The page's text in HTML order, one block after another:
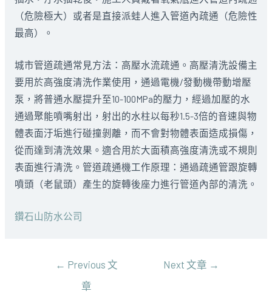
（危險極大）或者是直接派蛙人進入管道內疏通（危險性
最高）。
城市管道疏通常見方法：高壓水流疏通。高壓清洗設備主
要用於高強度清洗作業使用，通過電機/發動機帶動增壓
泵，將普通水壓提升至10-100MPa的壓力，經過加壓的水
通過聚能噴嘴射出，射出的水柱以每秒1.5-3倍的音速與物
體表面汙垢進行碰撞剝離，而不會對物體表面造成損傷，
從而達到清洗效果。適合用於大面積高強度清洗或不規則
表面進行清洗。管道疏通機工作原理：通過疏通管跟旋轉
噴頭（老鼠頭）產生的旋轉後座力進行管道內部的清洗。
鑽石山防水公司
← Previous 文
章
Next 文章 →